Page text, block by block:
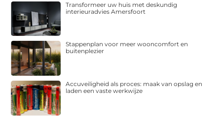
Transformeer uw huis met deskundig
interieuradvies Amersfoort
Stappenplan voor meer wooncomfort en
buitenplezier
Accuveiligheid als proces: maak van opslag en
laden een vaste werkwijze